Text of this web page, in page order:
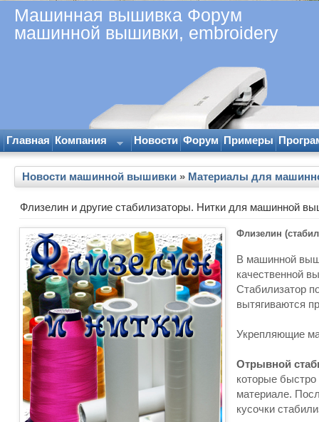
Машинная вышивка Форум
машинной вышивки, embroidery
Главная Компания Новости Форум Примеры
Новости машинной вышивки » Материалы для
Флизелин и другие стабилизаторы. Нитки для машинной
Флизелин
В машинной
качественной
Стабилизатор
вытягиваются
Укрепляющие
Отрывной
которые
материале.
кусочки